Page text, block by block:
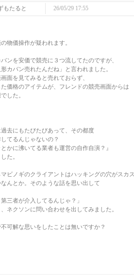
もたると 26/05/29 17:55
物価操作が疑われます。
ンを安価で競売に３つ流してたのですが、
カバン売れたんだね」と言われました。
面を見てみると売れておらず、
価格のアイテムが、フレンドの競売画面からは
した。
去にもたびたびあって、その都度
してるんじゃないの？
かに沸いてる業者も運営の自作自演？』
た。
ビノギのクライアントはハッキングの穴がスカ
んとか。そのような話を思い出して
三者が介入してるんじゃ？」
ネクソンに問い合わせを出してみました。
可解な思いをしたことは無いですか？